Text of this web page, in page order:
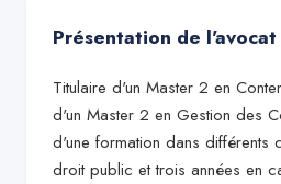
Présentation de l'avocat
Titulaire d'un Master 2 en
d'un Master 2 en Gestion des
d'une formation dans différents
droit public et trois années en